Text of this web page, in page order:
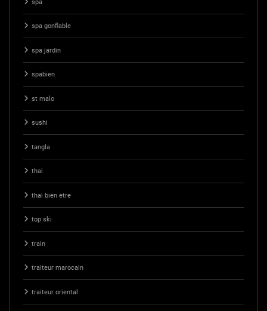
spa
spa gonflable
spa jardin
spabien
st malo
sushi
tangla
thai
thai bien etre
top ski
train
traiteur marocain
traiteur oriental